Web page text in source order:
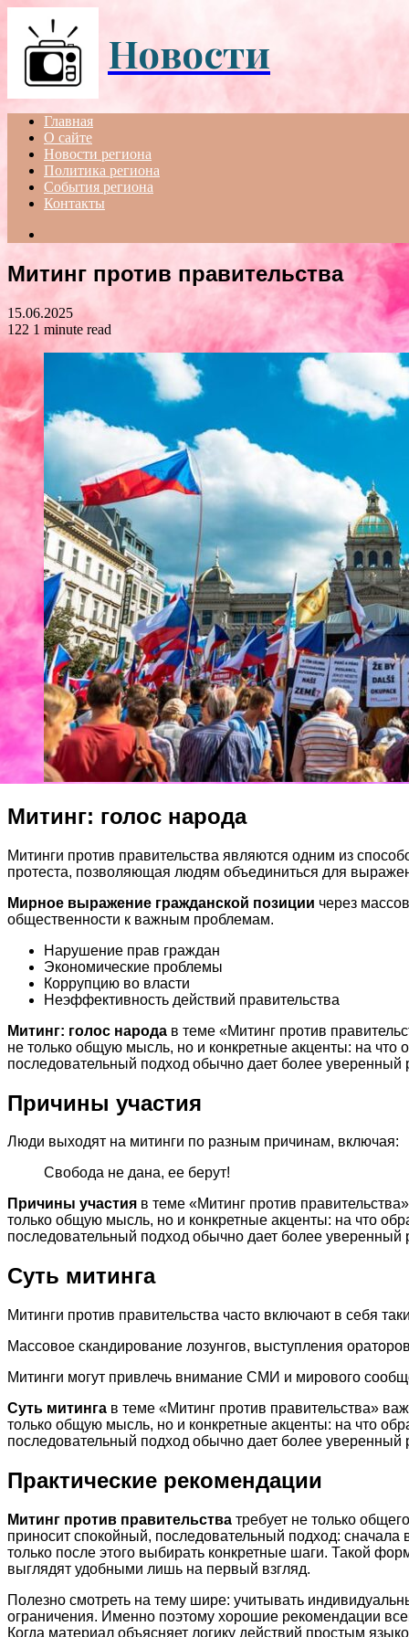
Новости
Главная
О сайте
Новости региона
Политика региона
События региона
Контакты
Митинг против правительства
15.06.2025
122 1 minute read
Митинг: голос народа
Митинги против правительства являются одним из
протеста, позволяющая людям объединиться для
Мирное выражение гражданской позиции через
общественности к важным проблемам.
Нарушение прав граждан
Экономические проблемы
Коррупцию во власти
Неэффективность действий правительства
Митинг: голос народа в теме «Митинг против
не только общую мысль, но и конкретные акценты: на
последовательный подход обычно дает более уверенный
Причины участия
Люди выходят на митинги по разным причинам, включая:
Свобода не дана, ее берут!
Причины участия в теме «Митинг против
только общую мысль, но и конкретные акценты: на что
последовательный подход обычно дает более уверенный
Суть митинга
Митинги против правительства часто включают в себя
Массовое скандирование лозунгов, выступления
Митинги могут привлечь внимание СМИ и мирового
Суть митинга в теме «Митинг против правительства»
только общую мысль, но и конкретные акценты: на что
последовательный подход обычно дает более уверенный
Практические рекомендации
Митинг против правительства требует не только
приносит спокойный, последовательный подход:
только после этого выбирать конкретные шаги. Такой
выглядят удобными лишь на первый взгляд.
Полезно смотреть на тему шире: учитывать
ограничения. Именно поэтому хорошие рекомендации
Когда материал объясняет логику действий простым